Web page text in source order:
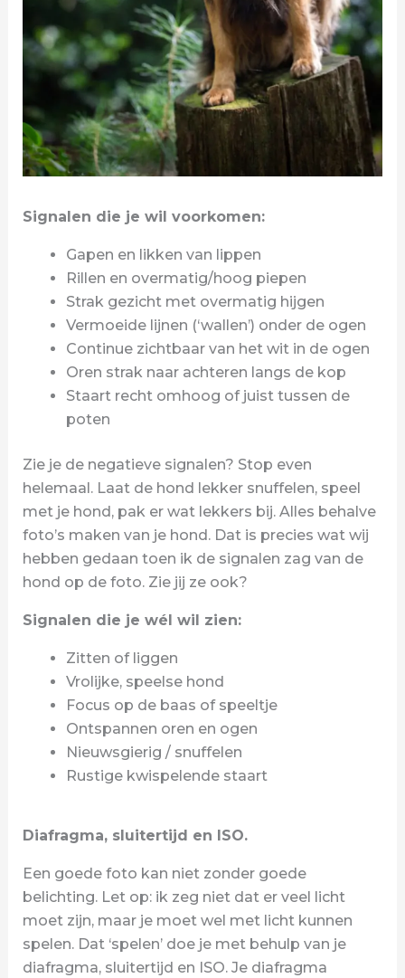
Signalen die je wil voorkomen:
Gapen en likken van lippen
Rillen en overmatig/hoog piepen
Strak gezicht met overmatig hijgen
Vermoeide lijnen (‘wallen’) onder de ogen
Continue zichtbaar van het wit in de ogen
Oren strak naar achteren langs de kop
Staart recht omhoog of juist tussen de
poten
Zie je de negatieve signalen? Stop even
helemaal. Laat de hond lekker snuffelen, speel
met je hond, pak er wat lekkers bij. Alles behalve
foto’s maken van je hond. Dat is precies wat wij
hebben gedaan toen ik de signalen zag van de
hond op de foto. Zie jij ze ook?
Signalen die je wél wil zien:
Zitten of liggen
Vrolijke, speelse hond
Focus op de baas of speeltje
Ontspannen oren en ogen
Nieuwsgierig / snuffelen
Rustige kwispelende staart
Diafragma, sluitertijd en ISO.
Een goede foto kan niet zonder goede
belichting. Let op: ik zeg niet dat er veel licht
moet zijn, maar je moet wel met licht kunnen
spelen. Dat ‘spelen’ doe je met behulp van je
diafragma, sluitertijd en ISO. Je diafragma